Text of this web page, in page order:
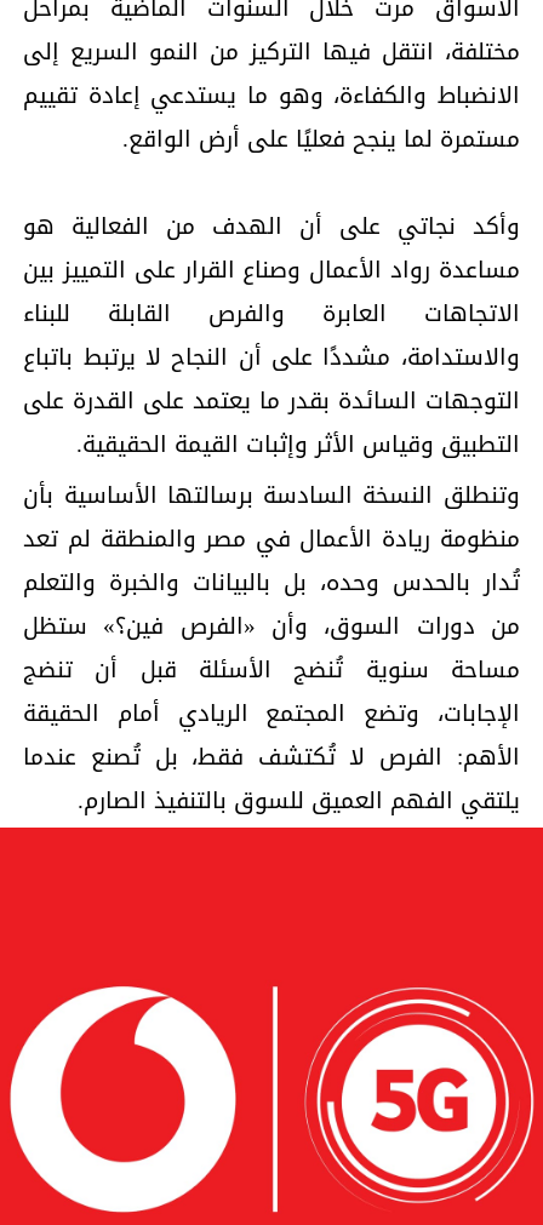
مختلفة، انتقل فيها التركيز من النمو السريع إلى
الانضباط والكفاءة، وهو ما يستدعي إعادة تقييم
مستمرة لما ينجح فعليًا على أرض الواقع.
وأكد نجاتي على أن الهدف من الفعالية هو
مساعدة رواد الأعمال وصناع القرار على التمييز بين
الاتجاهات العابرة والفرص القابلة للبناء
والاستدامة، مشددًا على أن النجاح لا يرتبط باتباع
التوجهات السائدة بقدر ما يعتمد على القدرة على
التطبيق وقياس الأثر وإثبات القيمة الحقيقية.
وتنطلق النسخة السادسة برسالتها الأساسية بأن
منظومة ريادة الأعمال في مصر والمنطقة لم تعد
تُدار بالحدس وحده، بل بالبيانات والخبرة والتعلم
من دورات السوق، وأن «الفرص فين؟» ستظل
مساحة سنوية تُنضج الأسئلة قبل أن تنضج
الإجابات، وتضع المجتمع الريادي أمام الحقيقة
الأهم: الفرص لا تُكتشف فقط، بل تُصنع عندما
يلتقي الفهم العميق للسوق بالتنفيذ الصارم.